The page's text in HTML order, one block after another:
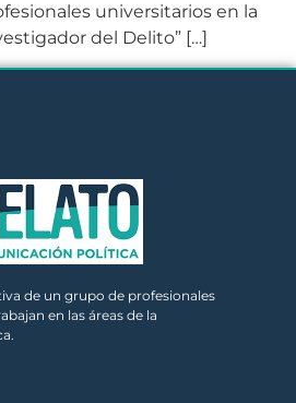
universitarios en la
del Delito” […]
de un grupo de profesionales
en las áreas de la